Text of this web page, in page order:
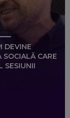
DEVINE
SOCIALĂ CARE
SESIUNII